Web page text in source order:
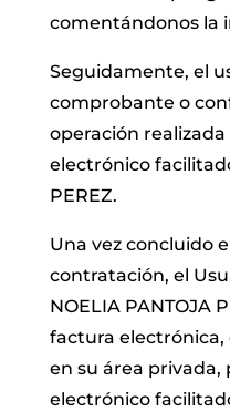
comentándonos la
Seguidamente, el
comprobante o
operación
electrónico
PEREZ.
Una vez concluido
contratación, el
NOELIA PANTOJA
factura electrónica,
en su área privada,
electrónico